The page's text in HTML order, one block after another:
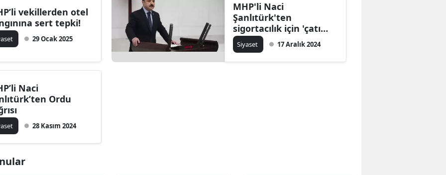
vekillerden otel
sert tepki!
29 Ocak 2025
MHP'li Naci
Şanlıtürk'ten
sigortacılık için 'çatı
yasa' çağrısı
Siyaset 17 Aralık 2024
Naci
Ordu
28 Kasım 2024